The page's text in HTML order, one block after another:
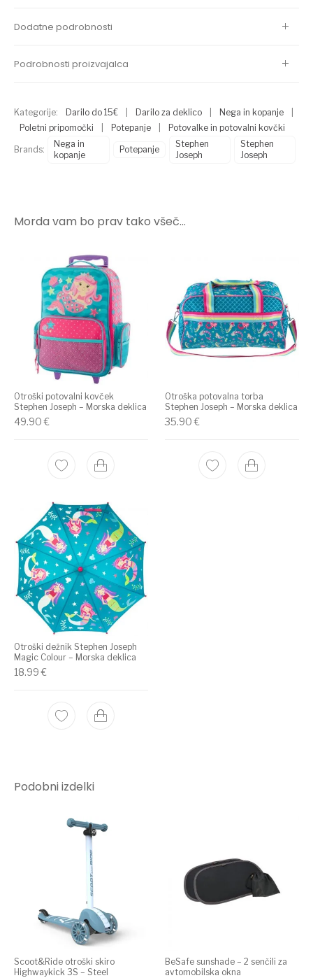
Kategorije: Darilo do 15€ Darilo za deklico Nega in kopanje
Poletni pripomočki
Potepanje Potovalke in potovalni kovčki
Brands:
Nega in
kopanje
Potepanje
Stephen
Joseph
Stephen
Joseph
Dodatne podrobnosti
Podrobnosti proizvajalca
Morda vam bo prav tako všeč…
Otroški potovalni kovček
Stephen Joseph – Morska deklica
49.90€
Otroška potovalna torba
Stephen Joseph – Morska deklica
35.90€
Otroški dežnik Stephen Joseph
Magic Colour – Morska deklica
18.99€
Podobni izdelki
Scoot&Ride otroški skiro
Highwaykick 3S – Steel
BeSafe sunshade – 2 senčili za
avtomobilska okna